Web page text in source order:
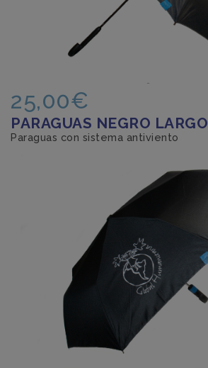
25,00€
PARAGUAS NEGRO LARGO
Paraguas con sistema antiviento